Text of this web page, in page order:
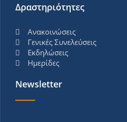
Δραστηριότητες
Ανακοινώσεις
Γενικές Συνελεύσεις
Εκδηλώσεις
Ημερίδες
Newsletter